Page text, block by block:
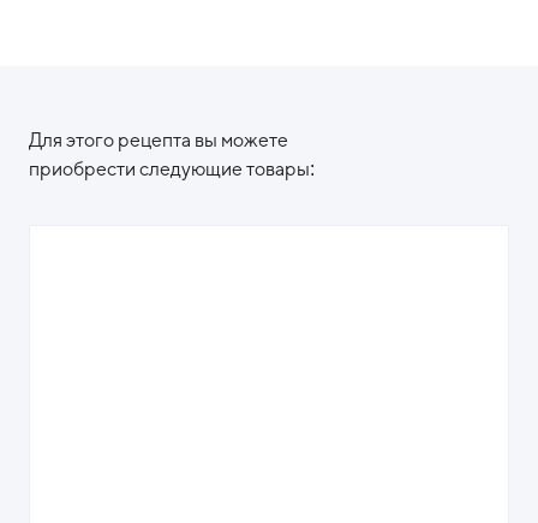
Для этого рецепта вы можете
приобрести следующие товары: